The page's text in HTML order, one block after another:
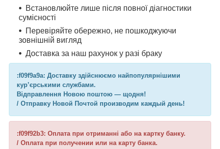
Встановлюйте лише після повної діагностики
сумісності
Перевіряйте обережно, не пошкоджуючи
зовнішній вигляд
Доставка за наш рахунок у разі браку
:f09f9a9a: Доставку здійснюємо найпопулярнішими
кур’єрськими службами.
Відправлення Новою поштою — щодня!
/ Отправку Новой Почтой производим каждый день!
:f09f92b3: Оплата при отриманні або на картку банку.
/ Оплата при получении или на карту банка.